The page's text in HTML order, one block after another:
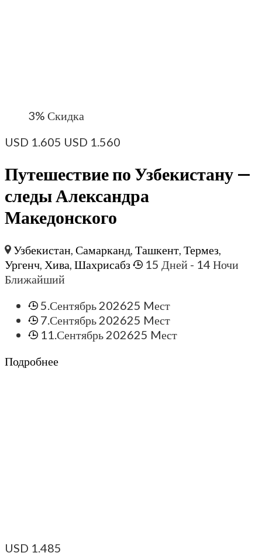
3% Скидка
USD 1.605 USD 1.560
Путешествие по Узбекистану —
следы Александра
Македонского
Узбекистан,Самарканд,Ташкент,Термез,
Ургенч, Хива, Шахрисабз 15 Дней - 14 Ночи
Ближайший
5.Сентябрь 202625 Mест
7.Сентябрь 202625 Mест
11.Сентябрь 202625 Mест
Подробнее
USD 1.485